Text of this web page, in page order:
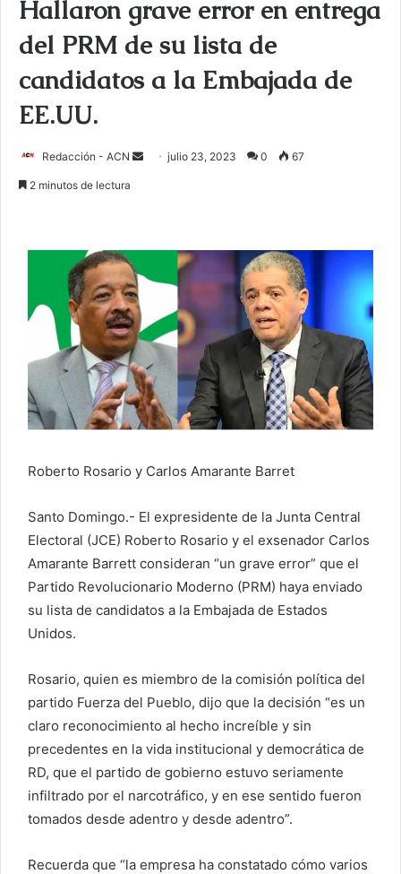
Hallaron grave error en entrega
del PRM de su lista de
candidatos a la Embajada de
EE.UU.
Redacción - ACN
c
r
r
e
c
t
r
ó
n
julio 23, 2023 0 67
2 minutos de lectura
Roberto Rosario y Carlos Amarante Barret
Santo Domingo.- El expresidente de la Junta Central
Electoral (JCE) Roberto Rosario y el exsenador Carlos
Amarante Barrett consideran “un grave error” que el
Partido Revolucionario Moderno (PRM) haya enviado
su lista de candidatos a la Embajada de Estados
Unidos.
Rosario, quien es miembro de la comisión política del
partido Fuerza del Pueblo, dijo que la decisión “es un
claro reconocimiento al hecho increíble y sin
precedentes en la vida institucional y democrática de
RD, que el partido de gobierno estuvo seriamente
infiltrado por el narcotráfico, y en ese sentido fueron
tomados desde adentro y desde adentro”.
Recuerda que “la empresa ha constatado cómo varios